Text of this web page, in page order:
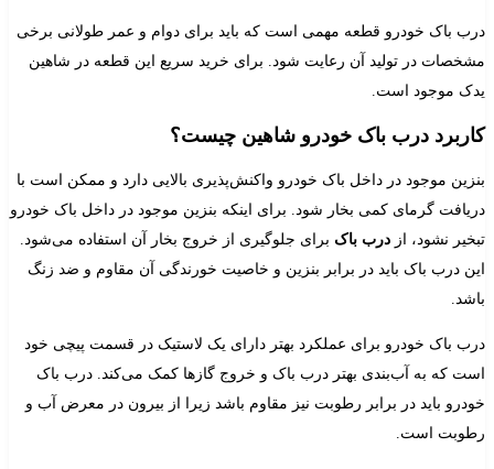
درب باک خودرو قطعه مهمی است که باید برای دوام و عمر طولانی برخی
مشخصات در تولید آن رعایت شود. برای خرید سریع این قطعه در شاهین
یدک موجود است.
کاربرد درب باک خودرو شاهین چیست؟
بنزین موجود در داخل باک خودرو واکنش‌پذیری بالایی دارد و ممکن است با
دریافت گرمای کمی بخار شود. برای اینکه بنزین موجود در داخل باک خودرو
تبخیر نشود، از درب باک برای جلوگیری از خروج بخار آن استفاده می‌شود.
این درب باک باید در برابر بنزین و خاصیت خورندگی آن مقاوم و ضد زنگ
باشد.
درب باک خودرو برای عملکرد بهتر دارای یک لاستیک در قسمت پیچی خود
است که به آب‌بندی بهتر درب باک و خروج گازها کمک می‌کند. درب باک
خودرو باید در برابر رطوبت نیز مقاوم باشد زیرا از بیرون در معرض آب و
رطوبت است.